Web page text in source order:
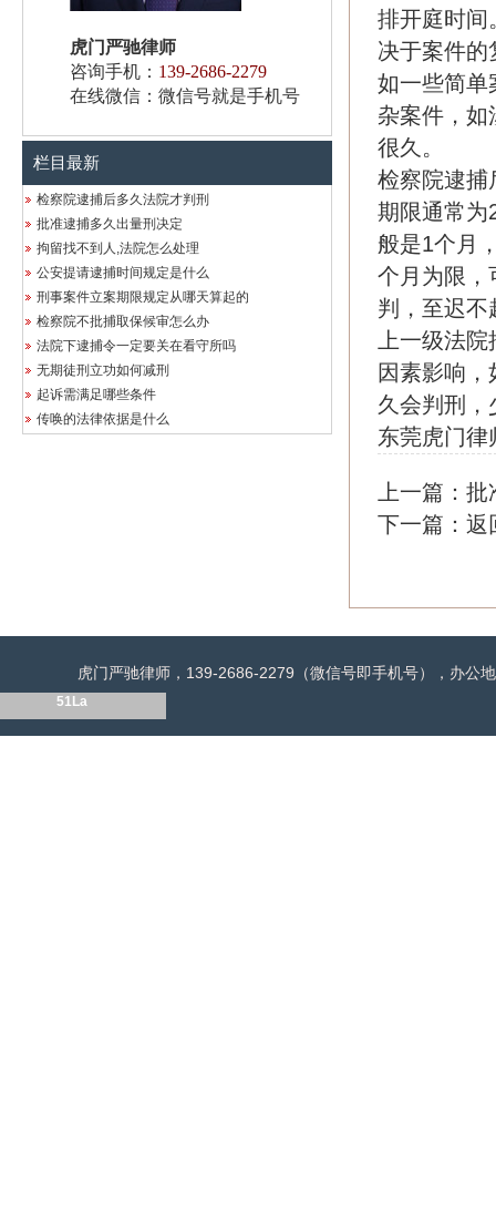
虎门严驰律师
咨询手机： 139-2686-2279
在线微信：微信号就是手机号
栏目最新
检察院逮捕后多久法院才判刑
批准逮捕多久出量刑决定
拘留找不到人,法院怎么处理
公安提请逮捕时间规定是什么
刑事案件立案期限规定从哪天算起的
检察院不批捕取保候审怎么办
法院下逮捕令一定要关在看守所吗
无期徒刑立功如何减刑
起诉需满足哪些条件
传唤的法律依据是什么
排开庭时间
决于案件的
如一些简单
杂案件，如
很久。
检察院逮捕
期限通常为
般是1个月
个月为限，
判，至迟不
上一级法
因素影响
久会判刑，
东莞虎门律
上一篇： 批
下一篇： 返
虎门严驰律师，139-2686-2279（微信号即手机号），办公
51La